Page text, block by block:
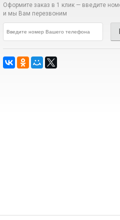
Оформите заказ в 1 клик — введите
и мы Вам перезвоним